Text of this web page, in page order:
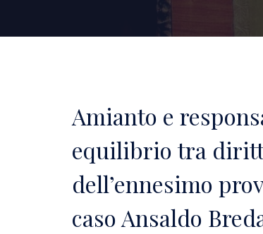
Amianto e
equilibrio tra
dell’ennesimo
caso Ansaldo